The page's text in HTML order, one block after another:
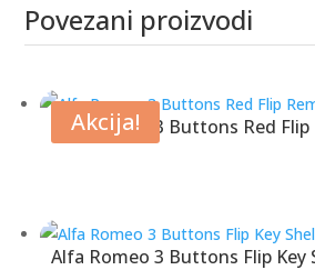
Povezani proizvodi
Povezani proizvodi
Akcija!
Alfa Romeo 3 Buttons Red
Alfa Romeo 3 Buttons Flip Key